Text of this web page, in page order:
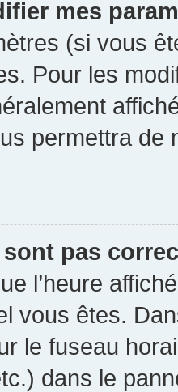
mes
(si vous
Pour les
permettra de
pas
l’heure
vous êtes.
le fuseau
dans le